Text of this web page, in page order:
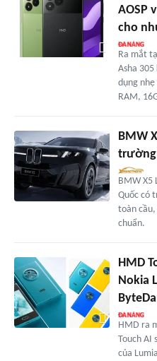
AOSP
cho
Ra mắt
Asha 305
dụng
RAM,
BMW
trường
BMW X5
Quốc có
toàn
chuẩn.
HMD
Nokia
HMD ra
Touch AI
của